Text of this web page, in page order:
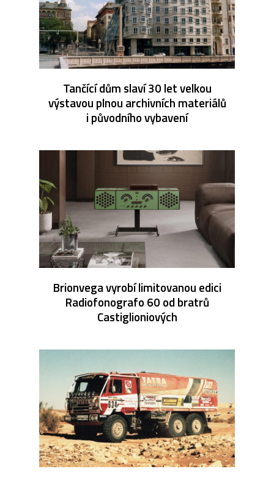
Tančící dům slaví 30 let velkou
výstavou plnou archivních materiálů
i původního vybavení
Brionvega vyrobí limitovanou edici
Radiofonografo 60 od bratrů
Castiglioniových